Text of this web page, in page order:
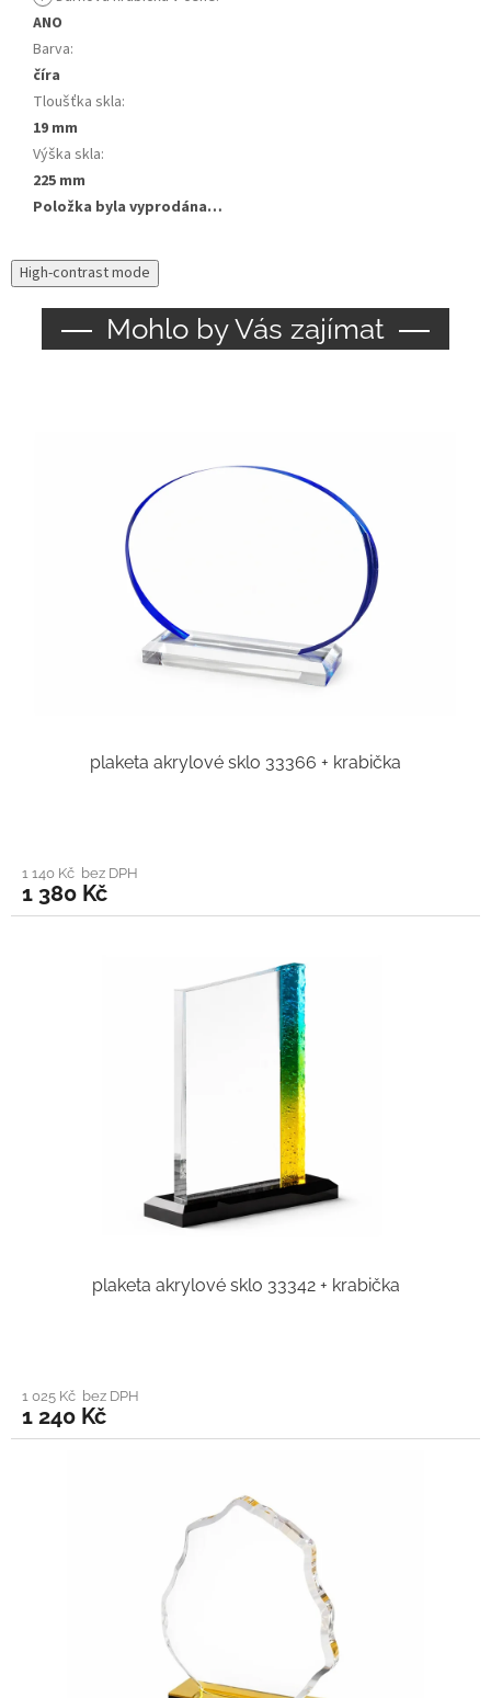
ANO
Barva:
číra
Tloušťka skla:
19 mm
Výška skla:
225 mm
Položka byla vyprodána…
High-contrast mode
Mohlo by Vás zajímat
plaketa akrylové sklo 33366 + krabička
1 140 Kč bez DPH
1 380 Kč
plaketa akrylové sklo 33342 + krabička
1 025 Kč bez DPH
1 240 Kč